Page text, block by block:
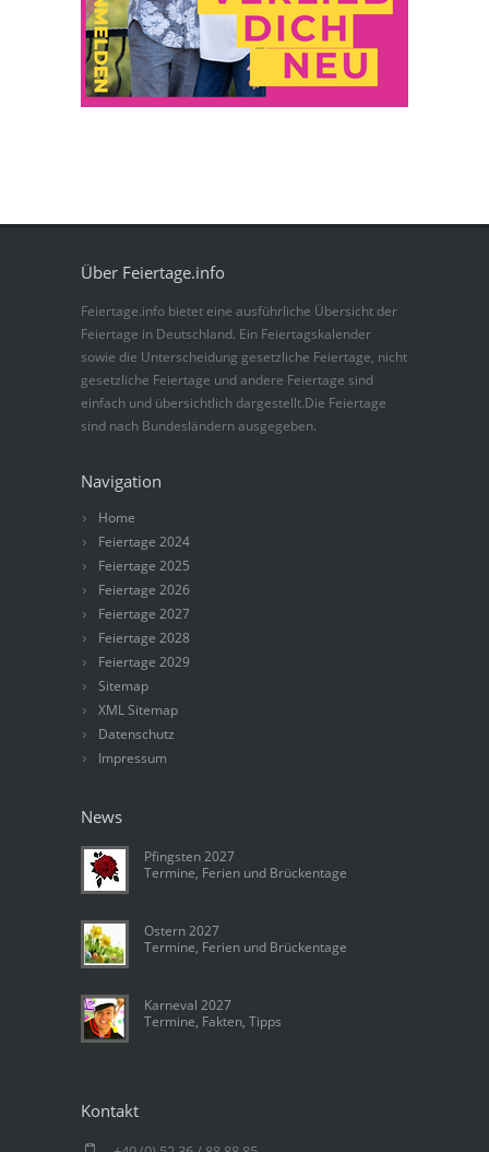
Über Feiertage.info
Feiertage.info bietet eine ausführliche Übersicht der
Feiertage in Deutschland. Ein Feiertagskalender
sowie die Unterscheidung gesetzliche Feiertage, nicht
gesetzliche Feiertage und andere Feiertage sind
einfach und übersichtlich dargestellt.Die Feiertage
sind nach Bundesländern ausgegeben.
Navigation
Home
Feiertage 2024
Feiertage 2025
Feiertage 2026
Feiertage 2027
Feiertage 2028
Feiertage 2029
Sitemap
XML Sitemap
Datenschutz
Impressum
News
Pfingsten 2027
Termine, Ferien und Brückentage
Ostern 2027
Termine, Ferien und Brückentage
Karneval 2027
Termine, Fakten, Tipps
Kontakt